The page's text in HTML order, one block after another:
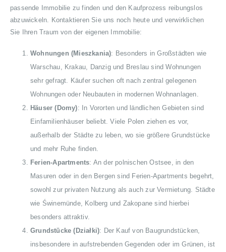
passende Immobilie zu finden und den Kaufprozess reibungslos
abzuwickeln. Kontaktieren Sie uns noch heute und verwirklichen
Sie Ihren Traum von der eigenen Immobilie:
Wohnungen (Mieszkania): Besonders in Großstädten wie
Warschau, Krakau, Danzig und Breslau sind Wohnungen
sehr gefragt. Käufer suchen oft nach zentral gelegenen
Wohnungen oder Neubauten in modernen Wohnanlagen.
Häuser (Domy): In Vororten und ländlichen Gebieten sind
Einfamilienhäuser beliebt. Viele Polen ziehen es vor,
außerhalb der Städte zu leben, wo sie größere Grundstücke
und mehr Ruhe finden.
Ferien-Apartments: An der polnischen Ostsee, in den
Masuren oder in den Bergen sind Ferien-Apartments begehrt,
sowohl zur privaten Nutzung als auch zur Vermietung. Städte
wie Świnemünde, Kolberg und Zakopane sind hierbei
besonders attraktiv.
Grundstücke (Działki): Der Kauf von Baugrundstücken,
insbesondere in aufstrebenden Gegenden oder im Grünen, ist